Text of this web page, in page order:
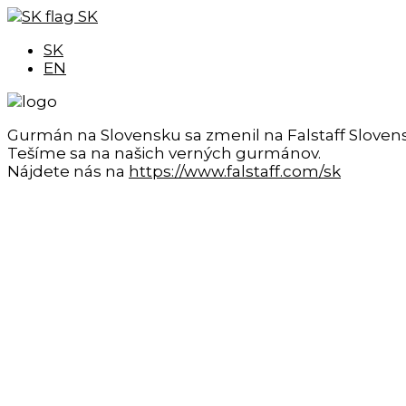
SK
SK
EN
Gurmán na Slovensku sa zmenil na Falstaff
Tešíme sa na našich verných gurmánov.
Nájdete nás na https://www.falstaff.com/sk